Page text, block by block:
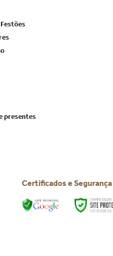
presentes
Certificados e Segurança